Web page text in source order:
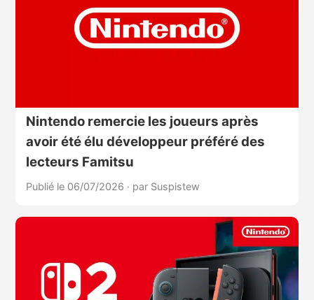
Nintendo remercie les joueurs après
avoir été élu développeur préféré des
lecteurs Famitsu
Publié le 06/07/2026 · par Suspistew